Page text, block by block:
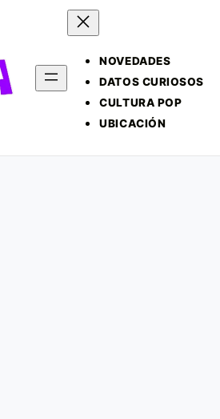
NOVEDADES
DATOS CURIOSOS
CULTURA POP
UBICACIÓN